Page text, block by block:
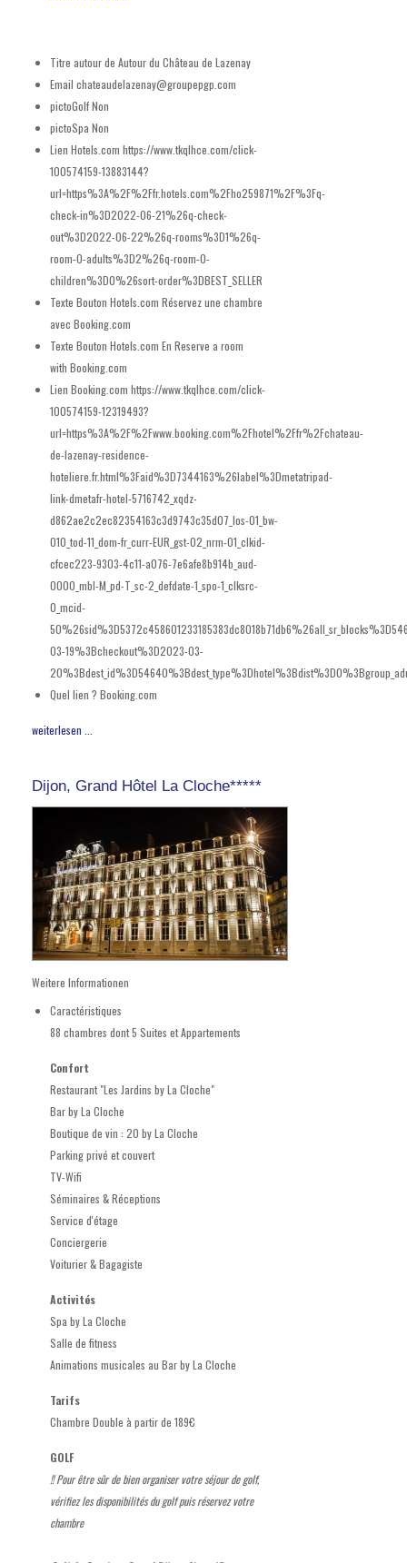
Titre autour de Autour du Château de Lazenay
Email chateaudelazenay@groupepgp.com
pictoGolfNon
pictoSpa Non
Lien Hotels.com https://www.tkqlhce.com/click-
100574159-13883144?
url=https%3A%2F%2Ffr.hotels.com%2Fho259871%2F%3Fq-
check-in%3D2022-06-21%26q-check-
out%3D2022-06-22%26q-rooms%3D1%26q-
room-0-adults%3D2%26q-room-0-
children%3D0%26sort-order%3DBEST_SELLER
Texte Bouton Hotels.com Réservez une chambre
avec Booking.com
Texte Bouton Hotels.com En Reserve a room
with Booking.com
Lien Booking.com https://www.tkqlhce.com/click-
100574159-12319493?
url=https%3A%2F%2Fwww.booking.com%2Fhotel%2Ffr%2Fchateau-
de-lazenay-residence-
hoteliere.fr.html%3Faid%3D7344163%26label%3Dmetatripad-
link-dmetafr-hotel-5716742_xqdz-
d862ae2c2ec82354163c3d9743c35d07_los-01_bw-
010_tod-11_dom-fr_curr-EUR_gst-02_nrm-01_clkid-
cfcec223-9303-4c11-a076-7e6afe8b914b_aud-
0000_mbl-M_pd-T_sc-2_defdate-1_spo-1_clksrc-
0_mcid-
03-19%3Bcheckout%3D2023-03-
Quel lien ? Booking.com
weiterlesen ...
Dijon, Grand Hôtel La Cloche*****
Weitere Informationen
Caractéristiques
88 chambres dont 5 Suites et Appartements
Confort
Restaurant "Les Jardins by La Cloche"
Bar by La Cloche
Boutique de vin : 20 by La Cloche
Parking privé et couvert
TV-Wifi
Séminaires & Réceptions
Service d'étage
Conciergerie
Voiturier & Bagagiste
Activités
Spa by La Cloche
Salle de fitness
Animations musicales au Bar by La Cloche
Tarifs
Chambre Double à partir de 189€
GOLF
!! Pour être sûr de bien organiser votre séjour de golf,
vérifiez les disponibilités du golf puis réservez votre
chambre